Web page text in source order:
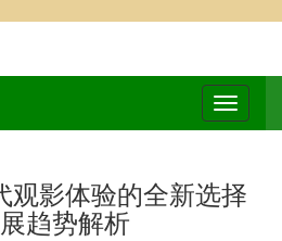
观影体验的全新选择
趋势解析